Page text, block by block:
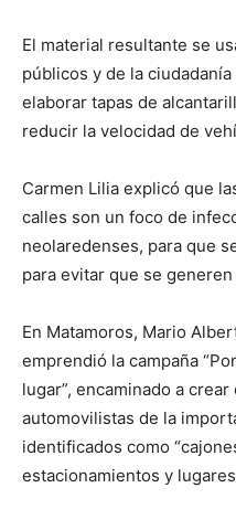
El material resultante se
públicos y de la
elaborar tapas de
reducir la velocidad de
Carmen Lilia explicó que
calles son un foco de
neolaredenses, para que
para evitar que se
En Matamoros, Mario
emprendió la campaña
lugar”, encaminado a
automovilistas de la
identificados como
estacionamientos y